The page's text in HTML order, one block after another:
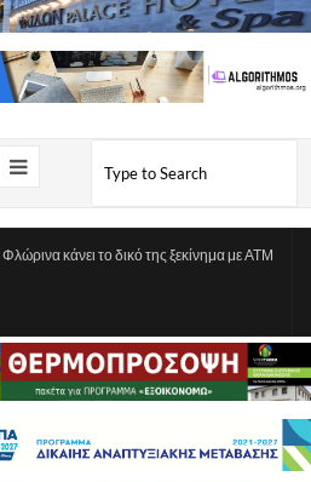
κάνει το δικό της ξεκίνημα με ΑΤΜ